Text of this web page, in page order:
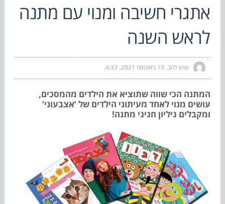
אתגרי חשיבה ומנוי עם מתנה
לראש השנה
שוש להב 19 באוגוסט 2021 4:33
המתנה הכי שווה שתוציא את הילדים מהמסכים,
עושים מנוי לאחד מעיתוני הילדים של ‘אצבעוני’
ומקבלים גיליון חגיגי מתנה!